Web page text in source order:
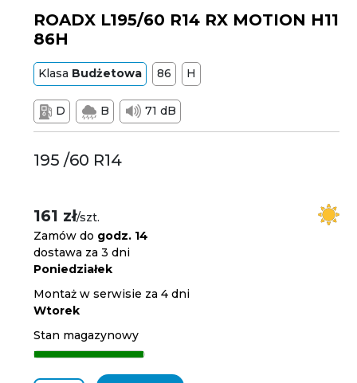
ROADX L195/60 R14 RX MOTION H11
86H
Klasa Budżetowa 86 H
D B 71 dB
195 /60 R14
161 zł/szt.
Zamów do godz. 14
dostawa za 3 dni
Poniedziałek
Montaż w serwisie za 4 dni
Wtorek
Stan magazynowy